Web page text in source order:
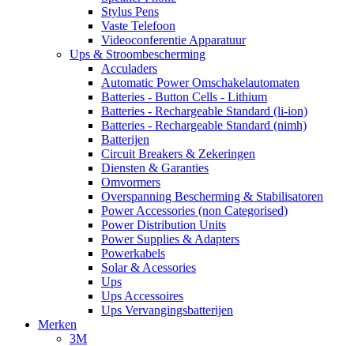
Stylus Pens
Vaste Telefoon
Videoconferentie Apparatuur
Ups & Stroombescherming
Acculaders
Automatic Power Omschakelautomaten
Batteries - Button Cells - Lithium
Batteries - Rechargeable Standard (li-ion)
Batteries - Rechargeable Standard (nimh)
Batterijen
Circuit Breakers & Zekeringen
Diensten & Garanties
Omvormers
Overspanning Bescherming & Stabilisatoren
Power Accessories (non Categorised)
Power Distribution Units
Power Supplies & Adapters
Powerkabels
Solar & Acessories
Ups
Ups Accessoires
Ups Vervangingsbatterijen
Merken
3M